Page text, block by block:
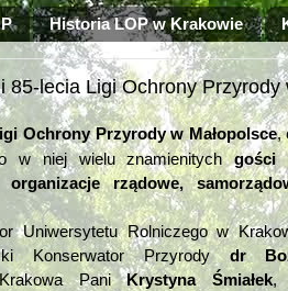
Historia LOP w Krakowie
lecia Ligi Ochrony Przyrody
Ochrony Przyrody w Małopolsce,
w niej wielu znamienitychgości
rządowe,
Uniwersytetu Rolniczego w
Konserwator Przyrodydr
Krakowa PaniKrystyna Śmiałek,